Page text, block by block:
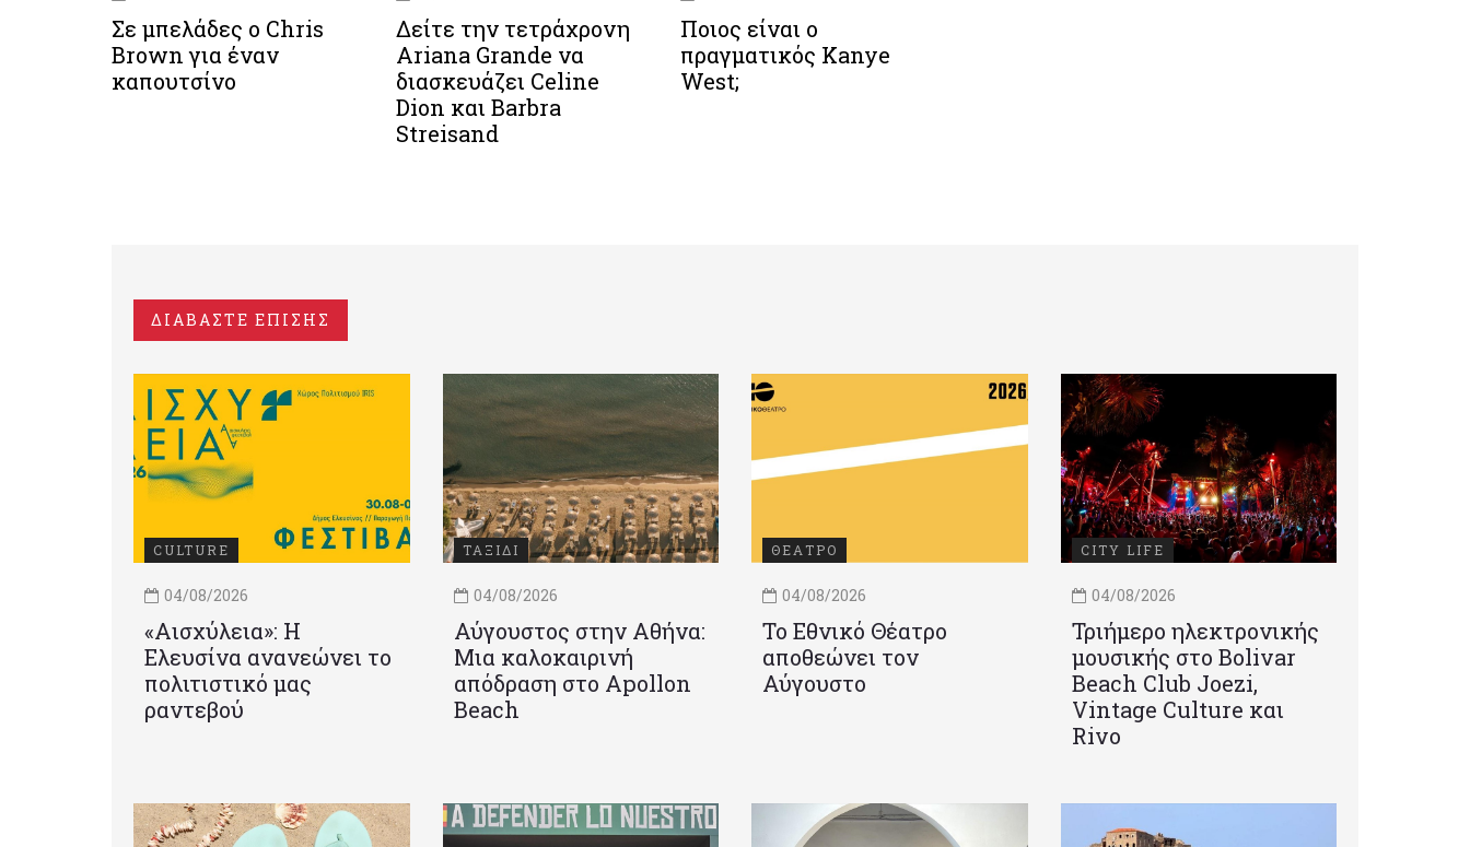
Σε μπελάδες ο Chris
Brown για έναν
καπουτσίνο
Δείτε την τετράχρονη
Ariana Grande να
διασκευάζει Celine
Dion και Barbra
Streisand
Ποιος είναι ο
πραγματικός Kanye
West;
ΔΙΑΒΑΣΤΕ ΕΠΙΣΗΣ
CULTURE
04/08/2026
«Αισχύλεια»: Η
Ελευσίνα ανανεώνει το
πολιτιστικό μας
ραντεβού
ΤΑΞΙΔΙ
04/08/2026
Αύγουστος στην Αθήνα:
Μια καλοκαιρινή
απόδραση στο Apollon
Beach
ΘΕΑΤΡΟ
04/08/2026
Το Εθνικό Θέατρο
αποθεώνει τον
Αύγουστο
CITY LIFE
04/08/2026
Τριήμερο ηλεκτρονικής
μουσικής στο Bolivar
Beach Club Joezi,
Vintage Culture και
Rivo